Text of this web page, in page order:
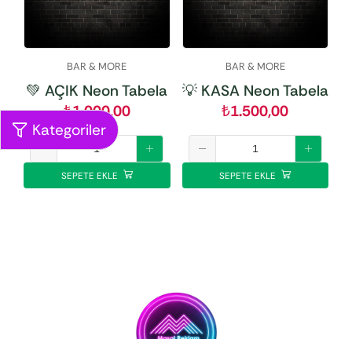
Kategoriler
BAR & MORE
💚 AÇIK Neon Tabela
₺1.000,00
SEPETE EKLE
BAR & MORE
💡 KASA Neon Tabela
₺1.500,00
SEPETE EKLE